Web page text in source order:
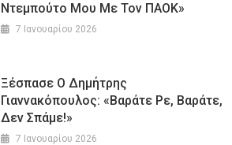
Ντεμπούτο Μου Με Τον ΠΑΟΚ»
7 Ιανουαρίου 2026
Ξέσπασε Ο Δημήτρης
Γιαννακόπουλος: «Βαράτε Ρε, Βαράτε,
Δεν Σπάμε!»
7 Ιανουαρίου 2026